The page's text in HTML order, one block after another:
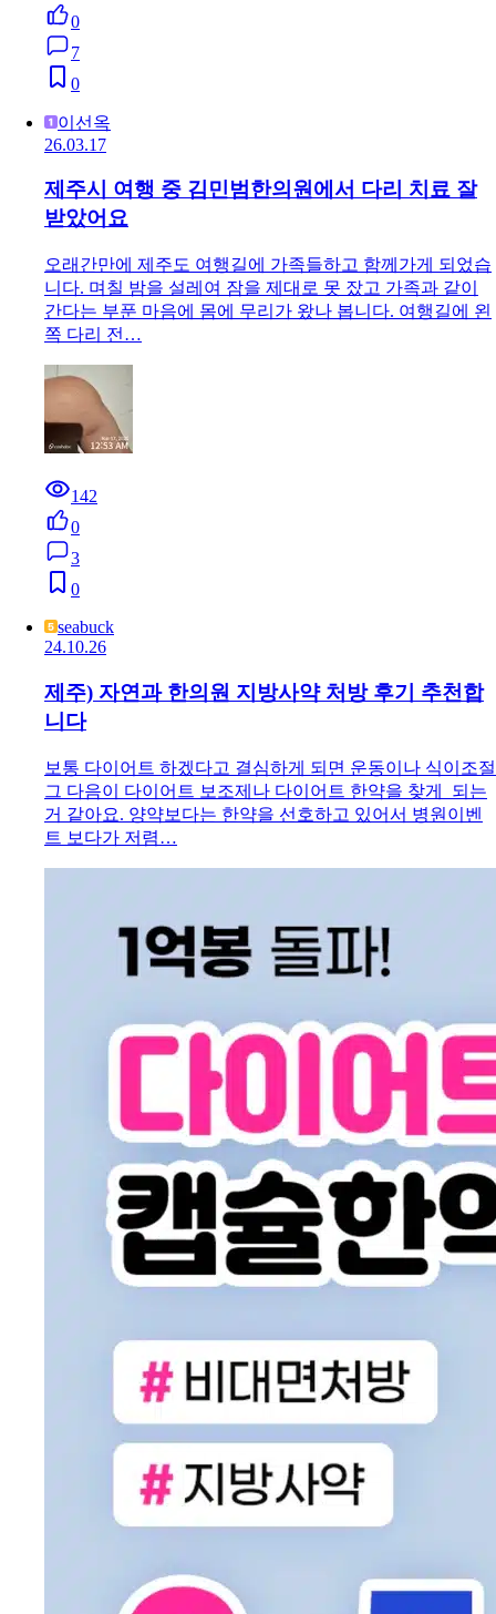
0
7
0
이선옥
26.03.17
제주시 여행 중 김민범한의원에서 다리 치료 잘
받았어요
오래간만에 제주도 여행길에 가족들하고 함께가게 되었습
니다. 며칠 밤을 설레여 잠을 제대로 못 잤고 가족과 같이
간다는 부푼 마음에 몸에 무리가 왔나 봅니다. 여행길에 왼
쪽 다리 전…
142
0
3
0
seabuck
24.10.26
제주) 자연과 한의원 지방사약 처방 후기 추천합
니다
보통 다이어트 하겠다고 결심하게 되면 운동이나 식이조절
그 다음이 다이어트 보조제나 다이어트 한약을 찾게 되는
거 같아요. 양약보다는 한약을 선호하고 있어서 병원이벤
트 보다가 저렴…